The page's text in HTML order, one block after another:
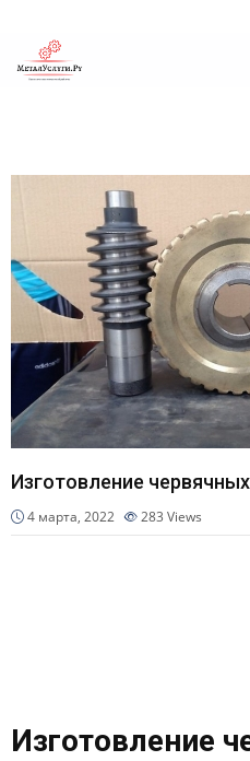
Изготовление
4 марта, 2022 283 Views
Изготовление